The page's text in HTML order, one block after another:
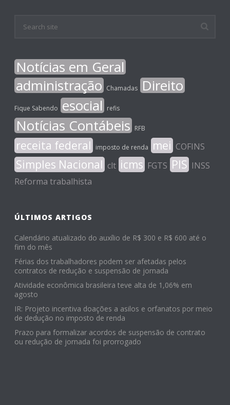
Notícias em Geral
administração Chamadas Direito
Fique Sabendo esocial refis
Notícias Contábeis RFB
receita federal imposto de renda mei COFINS
Simples Nacional clt icms FGTS PIS INSS
Reforma trabalhista
ÚLTIMOS ARTIGOS
Calendário atualizado do auxílio de R$ 300 e R$ 600 até o
fim do mês
Férias dos trabalhadores podem ser afetadas pelos
contratos de redução e suspensão de jornada
Atividade econômica brasileira teve alta de 1,06% em
agosto
IR: Projeto incentiva doações a asilos e orfanatos por meio
de dedução no imposto de renda
Prazo para formalizar acordos de suspensão de contrato
ou redução de jornada foi prorrogado